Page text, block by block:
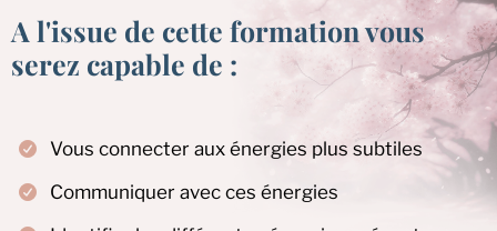
A l'issue de cette formation vous
serez capable de :
Vous connecter aux énergies plus subtiles
Communiquer avec ces énergies